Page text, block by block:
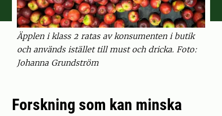
Äpplen i klass 2 ratas av konsumenten i butik
och används istället till must och dricka. Foto:
Johanna Grundström
Forskning som kan minska